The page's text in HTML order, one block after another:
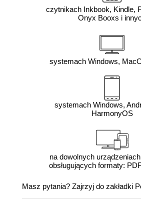
czytnikach Inkbook, Kindle,
Onyx Booxs i
systemach Windows,
systemach Windows,
HarmonyOS
na dowolnych
obsługujących formaty:
Masz pytania? Zajrzyj do zakładki